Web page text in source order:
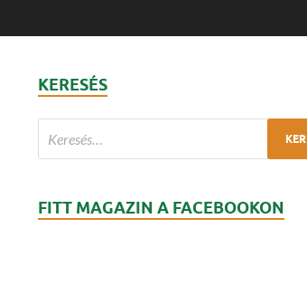
KERESÉS
FITT MAGAZIN A FACEBOOKON